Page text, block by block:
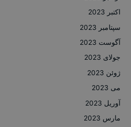
اکتبر 2023
سپتامبر 2023
آگوست 2023
جولای 2023
ژوئن 2023
می 2023
آوریل 2023
مارس 2023